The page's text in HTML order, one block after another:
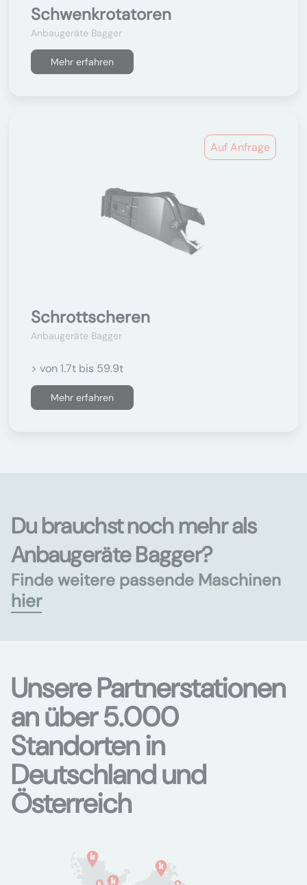
Schwenkrotatoren
Anbaugeräte Bagger
Mehr erfahren
Auf Anfrage
Schrottscheren
Anbaugeräte Bagger
> von 1.7t bis 59.9t
Mehr erfahren
Du brauchst noch mehr als
Anbaugeräte Bagger?
Finde weitere passende Maschinen
hier
Unsere Partnerstationen
an über 5.000
Standorten in
Deutschland und
Österreich